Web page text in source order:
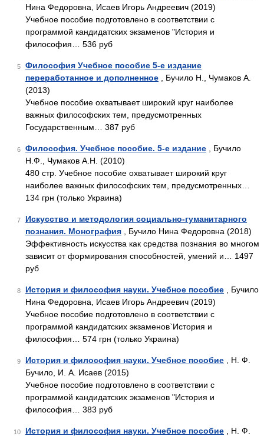
Нина Федоровна, Исаев Игорь Андреевич (2019)
Учебное пособие подготовлено в соответствии с
программой кандидатских экзаменов "История и
философия… 536 руб
5
Философия Учебное пособие 5-е издание
переработанное и дополненное , Бучило Н., Чумаков А.
(2013)
Учебное пособие охватывает широкий круг наиболее
важных философских тем, предусмотренных
Государственным… 387 руб
6 Философия. Учебное пособие. 5-е издание , Бучило
Н.Ф., Чумаков А.Н. (2010)
480 стр. Учебное пособие охватывает широкий круг
наиболее важных философских тем, предусмотренных…
134 грн (только Украина)
7
Искусство и методология социально-гуманитарного
познания. Монография , Бучило Нина Федоровна (2018)
Эффективность искусства как средства познания во многом
зависит от формирования способностей, умений и… 1497
руб
8 История и философия науки. Учебное пособие , Бучило
Нина Федоровна, Исаев Игорь Андреевич (2019)
Учебное пособие подготовлено в соответствии с
программой кандидатских экзаменов`История и
философия… 574 грн (только Украина)
9 История и философия науки. Учебное пособие , Н. Ф.
Бучило, И. А. Исаев (2015)
Учебное пособие подготовлено в соответствии с
программой кандидатских экзаменов "История и
философия… 383 руб
10 История и философия науки. Учебное пособие , Н. Ф.